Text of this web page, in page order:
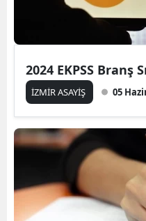
2024 EKPSS Branş
İZMİR ASAYİŞ 05